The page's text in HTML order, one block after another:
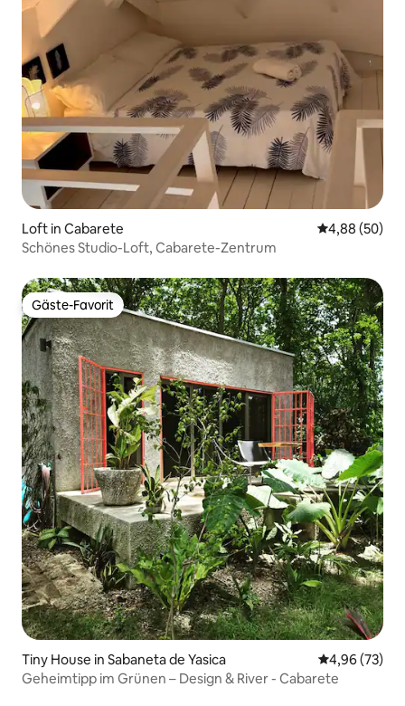
Loft in Cabarete
4,88 (50)
Schönes Studio-Loft, Cabarete-Zentrum
Gäste-Favorit
Gäste-Favorit
Tiny House in Sabaneta de Yasica
4,96 (73)
Geheimtipp im Grünen – Design & River - Cabarete